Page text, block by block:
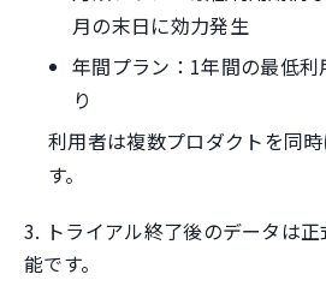
月の末日に効力発生
年間プラン：1年間の最低
り
利用者は複数プロダクトを同
す。
3. トライアル終了後のデータは
能です。